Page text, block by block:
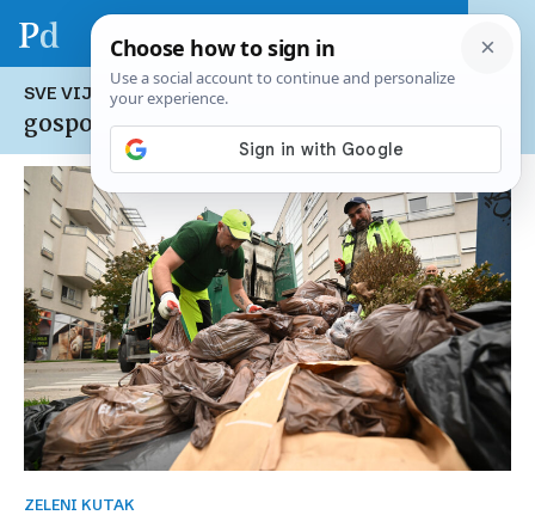
SVE VIJESTI NA TEMU:
gospodarenje otpadom
ZELENI KUTAK